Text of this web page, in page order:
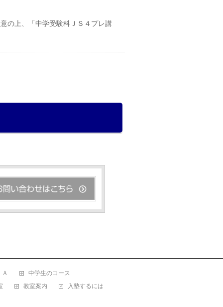
の上、「中学受験科ＪＳ４プレ講
中学生のコース
教室案内 入塾するには